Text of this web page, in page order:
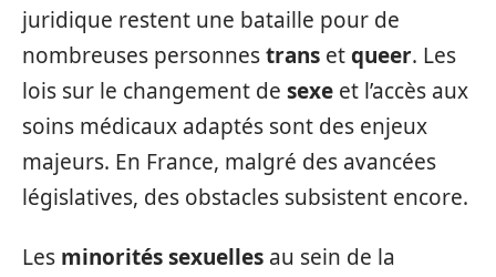
juridique restent une bataille pour de
nombreuses personnestrans etqueer. Les
lois sur le changement de sexe et l’accès aux
soins médicaux adaptés sont des enjeux
majeurs. En France, malgré des avancées
législatives, des obstacles subsistent encore.
Les minorités sexuelles au sein de la